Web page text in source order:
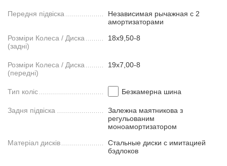
Передня підвіска
Независимая рычажная с 2
амортизаторами
Розміри Колеса / Диска
(задні)
18х9,50-8
Розміри Колеса / Диска
(передні)
19х7,00-8
Тип коліс Безкамерна шина
Задня підвіска
Залежна маятникова з
регульованим
моноамортизатором
Матеріал дисків
Стальные диски с имитацией
бэдлоков